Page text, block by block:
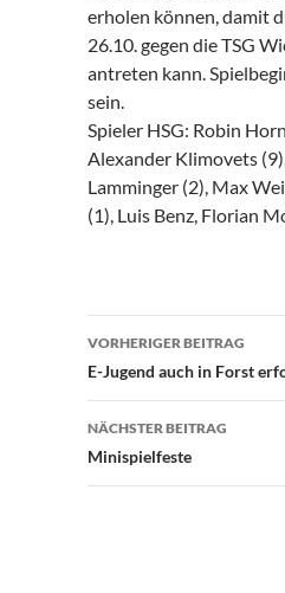
erholen können, damit
26.10. gegen die TSG
antreten kann.
sein.
Spieler HSG: Robin
Alexander Klimovets
Lamminger (2), Max
(1), Luis Benz, Florian
VORHERIGER BEITRAG
E-Jugend auch in Forst
NÄCHSTER BEITRAG
Minispielfeste